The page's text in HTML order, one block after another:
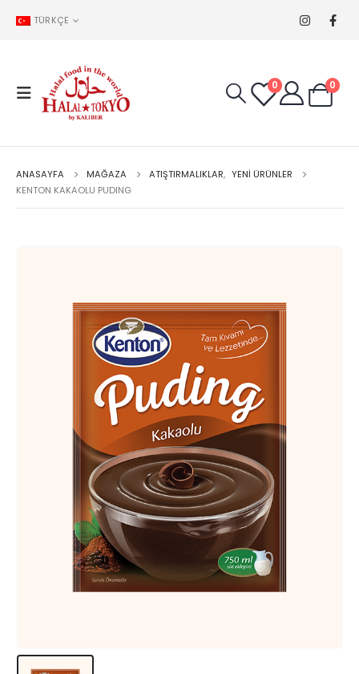
TÜRKÇE
0 0
ANASAYFA MAĞAZA ATIŞTIRMALIKLAR, YENİ ÜRÜNLER
KENTON KAKAOLU PUDING